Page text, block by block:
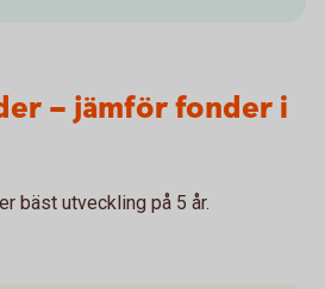
– jämför fonder i
bäst utveckling på 5 år.